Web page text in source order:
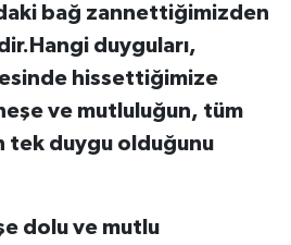
bağ zannettiğimizden
duyguları,
hissettiğimize
ve mutluluğun, tüm
tek duygu olduğunu
dolu ve mutlu